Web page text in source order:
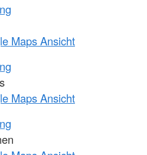
Maps Ansicht
Maps Ansicht